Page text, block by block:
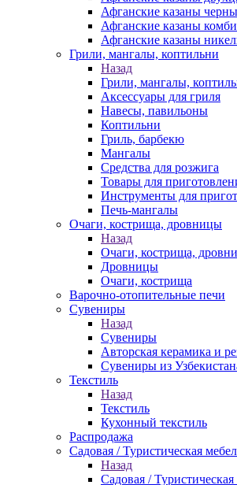
Афганские казаны
Афганские казаны
Афганские казаны
Грили, мангалы, коптильни
Назад
Грили, мангалы,
Аксессуары для гриля
Навесы, павильоны
Коптильни
Гриль, барбекю
Мангалы
Средства для розжига
Товары для
Инструменты для
Печь-мангалы
Очаги, кострища, дровницы
Назад
Очаги, кострища,
Дровницы
Очаги, кострища
Варочно-отопительные печи
Сувениры
Назад
Сувениры
Авторская керамика и
Сувениры из
Текстиль
Назад
Текстиль
Кухонный текстиль
Распродажа
Садовая / Туристическая
Назад
Садовая / Туристическая